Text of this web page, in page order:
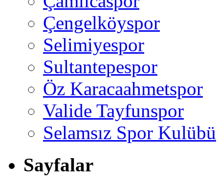
Çengelköyspor
Selimiyespor
Sultantepespor
Öz Karacaahmetspor
Valide Tayfunspor
Selamsız Spor Kulübü
Sayfalar